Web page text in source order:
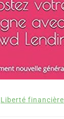
Liberté financière